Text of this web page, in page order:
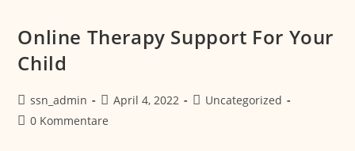
Online Therapy Support For Your
Child
ssn_admin April 4, 2022
Uncategorized
0 Kommentare